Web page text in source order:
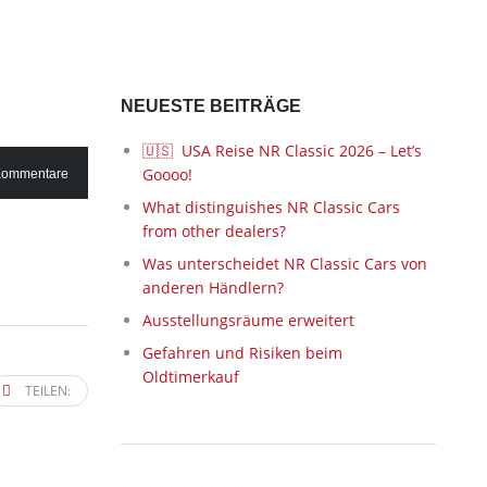
TEILEN:
NEUESTE BEITRÄGE
🇺🇸 USA Reise NR Classic 2026 – Let’s
Goooo!
What distinguishes NR Classic Cars
from other dealers?
Was unterscheidet NR Classic Cars von
anderen Händlern?
Ausstellungsräume erweitert
Gefahren und Risiken beim
Oldtimerkauf